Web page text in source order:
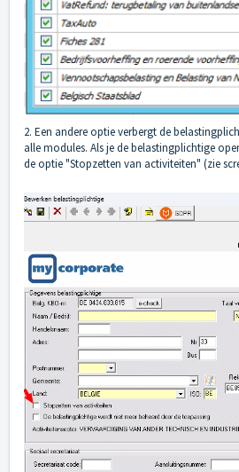
2. Een andere optie verbergt de
alle modules. Als je de belastingplichtige
de optie "Stopzetten van activiteiten" (zie